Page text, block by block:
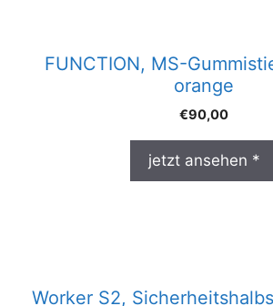
FUNCTION, MS-
orange
€90,00
jetzt ansehen *
Worker S2,